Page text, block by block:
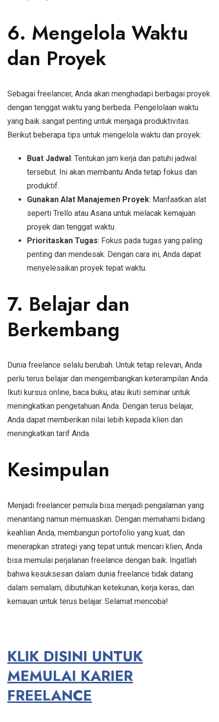
6. Mengelola Waktu
dan Proyek
Sebagai freelancer, Anda akan menghadapi berbagai proyek
dengan tenggat waktu yang berbeda. Pengelolaan waktu
yang baik sangat penting untuk menjaga produktivitas.
Berikut beberapa tips untuk mengelola waktu dan proyek:
Buat Jadwal: Tentukan jam kerja dan patuhi jadwal
tersebut. Ini akan membantu Anda tetap fokus dan
produktif.
Gunakan Alat Manajemen Proyek: Manfaatkan alat
seperti Trello atau Asana untuk melacak kemajuan
proyek dan tenggat waktu.
Prioritaskan Tugas: Fokus pada tugas yang paling
penting dan mendesak. Dengan cara ini, Anda dapat
menyelesaikan proyek tepat waktu.
7. Belajar dan
Berkembang
Dunia freelance selalu berubah. Untuk tetap relevan, Anda
perlu terus belajar dan mengembangkan keterampilan Anda.
Ikuti kursus online, baca buku, atau ikuti seminar untuk
meningkatkan pengetahuan Anda. Dengan terus belajar,
Anda dapat memberikan nilai lebih kepada klien dan
meningkatkan tarif Anda.
Kesimpulan
Menjadi freelancer pemula bisa menjadi pengalaman yang
menantang namun memuaskan. Dengan memahami bidang
keahlian Anda, membangun portofolio yang kuat, dan
menerapkan strategi yang tepat untuk mencari klien, Anda
bisa memulai perjalanan freelance dengan baik. Ingatlah
bahwa kesuksesan dalam dunia freelance tidak datang
dalam semalam; dibutuhkan ketekunan, kerja keras, dan
kemauan untuk terus belajar. Selamat mencoba!
KLIK DISINI UNTUK
MEMULAI KARIER
FREELANCE